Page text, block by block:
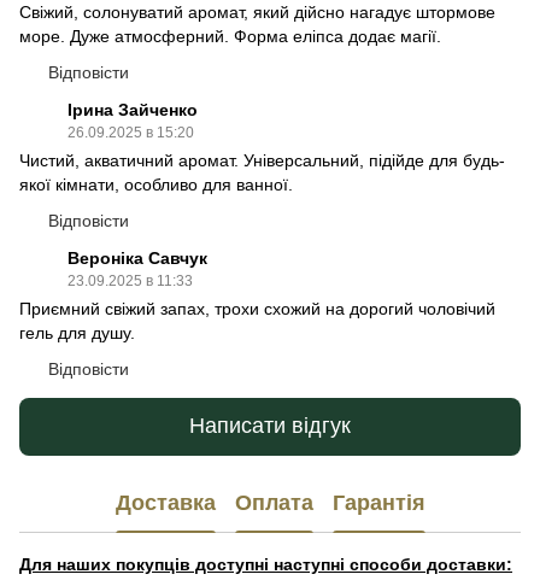
Свіжий, солонуватий аромат, який дійсно нагадує штормове
море. Дуже атмосферний. Форма еліпса додає магії.
Відповісти
Ірина Зайченко
26.09.2025 в 15:20
Чистий, акватичний аромат. Універсальний, підійде для будь-
якої кімнати, особливо для ванної.
Відповісти
Вероніка Савчук
23.09.2025 в 11:33
Приємний свіжий запах, трохи схожий на дорогий чоловічий
гель для душу.
Відповісти
Написати відгук
Доставка Оплата Гарантія
Для наших покупців доступні наступні способи доставки: